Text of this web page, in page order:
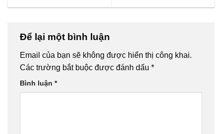
Để lại một bình luận
Email của bạn sẽ không được hiển thị công khai.
Các trường bắt buộc được đánh dấu *
Bình luận *